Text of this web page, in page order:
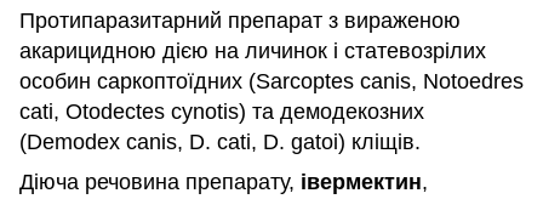
Протипаразитарний препарат з вираженою
акарицидною дією на личинок і статевозрілих
особин саркоптоїдних (Sarcoptes canis, Notoedres
cati, Otodectes cynotis) та демодекозних
(Demodex canis, D. cati, D. gatoi) кліщів.
Діюча речовина препарату, івермектин,